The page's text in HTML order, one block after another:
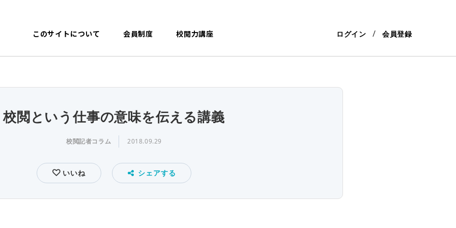
このサイトについて 会員制度 校閲力講座 ログイン 会員登録
校閲という仕事の意味を伝える講義
校閲記者コラム 2018.09.29
いいね シェアする